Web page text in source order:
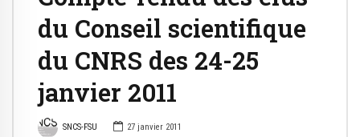
du Conseil scientifique
du CNRS des 24-25
janvier 2011
SNCS-FSU 27 janvier 2011